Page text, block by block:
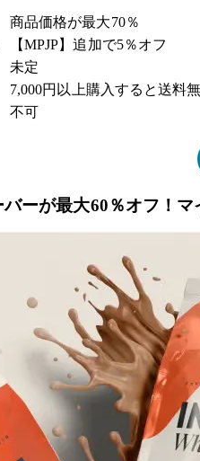
商品価格が最大70％
【MPJP】追加で5％オフ
未定
7,000円以上購入すると送料
不可
ーが最大60％オフ！